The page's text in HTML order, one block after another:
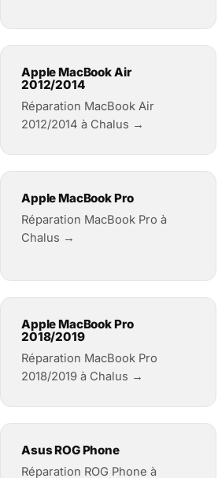
Apple MacBook Air
2012/2014
Réparation MacBook Air
2012/2014 à Chalus →
Apple MacBook Pro
Réparation MacBook Pro à
Chalus →
Apple MacBook Pro
2018/2019
Réparation MacBook Pro
2018/2019 à Chalus →
Asus ROG Phone
Réparation ROG Phone à